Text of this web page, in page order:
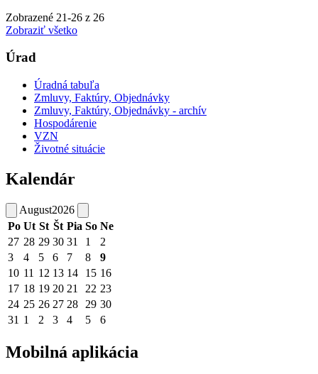
Zobrazené 21-26 z 26
Zobraziť všetko
Úrad
Úradná tabuľa
Zmluvy, Faktúry, Objednávky
Zmluvy, Faktúry, Objednávky - archív
Hospodárenie
VZN
Životné situácie
Kalendár
August2026
Po Ut St Št Pia So Ne
27 28 29 30 31 1
2
3
4 5 6 7 8
9
10 11 12 13 14 15 16
17 18 19 20 21 22 23
24 25 26 27 28 29 30
31 1 2 3 4 5 6
Mobilná aplikácia